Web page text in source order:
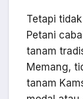
Tetapi
Petani
tanam
Memang,
tanam